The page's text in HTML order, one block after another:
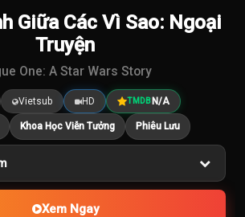
7.5/10
Giữa Các Vì Sao: Ngoại
Truyện
One: A Star Wars Story
Vietsub HD TMDB N/A
Khoa Học Viễn Tưởng Phiêu Lưu
Xem Ngay